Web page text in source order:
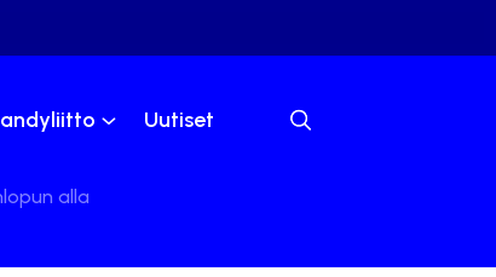
Uutiset
alla